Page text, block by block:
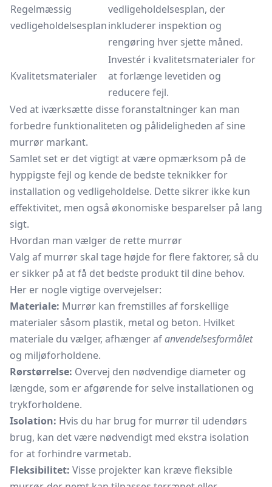
Regelmæssig
vedligeholdelsesplan
vedligeholdelsesplan, der
inkluderer inspektion og
rengøring hver sjette måned.
Kvalitetsmaterialer
Investér i kvalitetsmaterialer for
at forlænge levetiden og
reducere fejl.
Ved at iværksætte disse foranstaltninger kan man
forbedre funktionaliteten og pålideligheden af sine
murrør markant.
Samlet set er det vigtigt at være opmærksom på de
hyppigste fejl og kende de bedste teknikker for
installation og vedligeholdelse. Dette sikrer ikke kun
effektivitet, men også økonomiske besparelser på lang
sigt.
Hvordan man vælger de rette murrør
Valg af murrør skal tage højde for flere faktorer, så du
er sikker på at få det bedste produkt til dine behov.
Her er nogle vigtige overvejelser:
Materiale: Murrør kan fremstilles af forskellige
materialer såsom plastik, metal og beton. Hvilket
materiale du vælger, afhænger afanvendelsesformålet
og miljøforholdene.
Rørstørrelse: Overvej den nødvendige diameter og
længde, som er afgørende for selve installationen og
trykforholdene.
Isolation: Hvis du har brug for murrør til udendørs
brug, kan det være nødvendigt med ekstra isolation
for at forhindre varmetab.
Fleksibilitet: Visse projekter kan kræve fleksible